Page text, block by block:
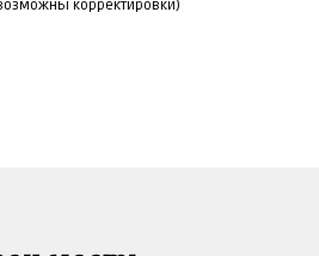
корректировки)